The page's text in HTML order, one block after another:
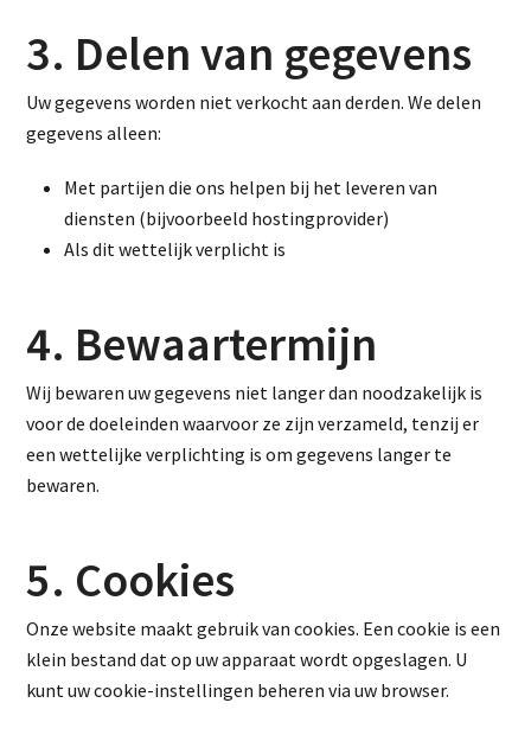
3. Delen van gegevens
Uw gegevens worden niet verkocht aan derden. We delen
gegevens alleen:
Met partijen die ons helpen bij het leveren van
diensten (bijvoorbeeld hostingprovider)
Als dit wettelijk verplicht is
4. Bewaartermijn
Wij bewaren uw gegevens niet langer dan noodzakelijk is
voor de doeleinden waarvoor ze zijn verzameld, tenzij er
een wettelijke verplichting is om gegevens langer te
bewaren.
5. Cookies
Onze website maakt gebruik van cookies. Een cookie is een
klein bestand dat op uw apparaat wordt opgeslagen. U
kunt uw cookie-instellingen beheren via uw browser.